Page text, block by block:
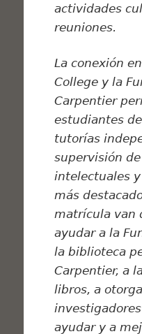
actividades
reuniones.
La conexión
College y la
Carpentier
estudiantes
tutorías
supervisión
intelectuales
más
matrícula van
ayudar a la
la biblioteca
Carpentier, a
libros, a
ayudar y a